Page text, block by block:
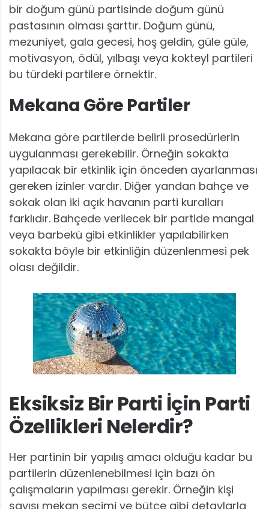
bir doğum günü partisinde doğum günü
pastasının olması şarttır. Doğum günü,
mezuniyet, gala gecesi, hoş geldin, güle güle,
motivasyon, ödül, yılbaşı veya kokteyl partileri
bu türdeki partilere örnektir.
Mekana Göre Partiler
Mekana göre partilerde belirli prosedürlerin
uygulanması gerekebilir. Örneğin sokakta
yapılacak bir etkinlik için önceden ayarlanması
gereken izinler vardır. Diğer yandan bahçe ve
sokak olan iki açık havanın parti kuralları
farklıdır. Bahçede verilecek bir partide mangal
veya barbekü gibi etkinlikler yapılabilirken
sokakta böyle bir etkinliğin düzenlenmesi pek
olası değildir.
Eksiksiz Bir Parti İçin Parti
Özellikleri Nelerdir?
Her partinin bir yapılış amacı olduğu kadar bu
partilerin düzenlenebilmesi için bazı ön
çalışmaların yapılması gerekir. Örneğin kişi
sayısı mekan seçimi ve bütçe gibi detaylarla